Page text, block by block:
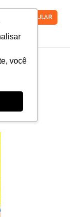
você
VESTIBULAR